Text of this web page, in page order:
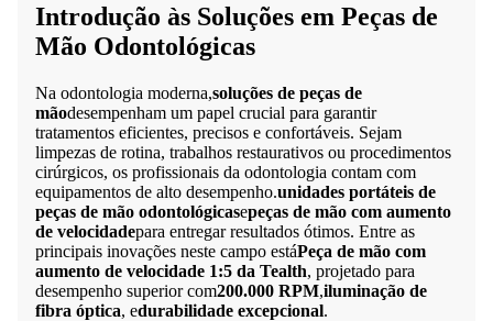
Introdução às Soluções em Peças de
Mão Odontológicas
Na odontologia moderna,soluções de peças de
mãodesempenham um papel crucial para garantir
tratamentos eficientes, precisos e confortáveis. Sejam
limpezas de rotina, trabalhos restaurativos ou procedimentos
cirúrgicos, os profissionais da odontologia contam com
equipamentos de alto desempenho.unidades portáteis de
peças de mão odontológicasepeças de mão com aumento
de velocidadepara entregar resultados ótimos. Entre as
principais inovações neste campo estáPeça de mão com
aumento de velocidade 1:5 da Tealth, projetado para
desempenho superior com200.000 RPM,iluminação de
fibra óptica, edurabilidade excepcional.